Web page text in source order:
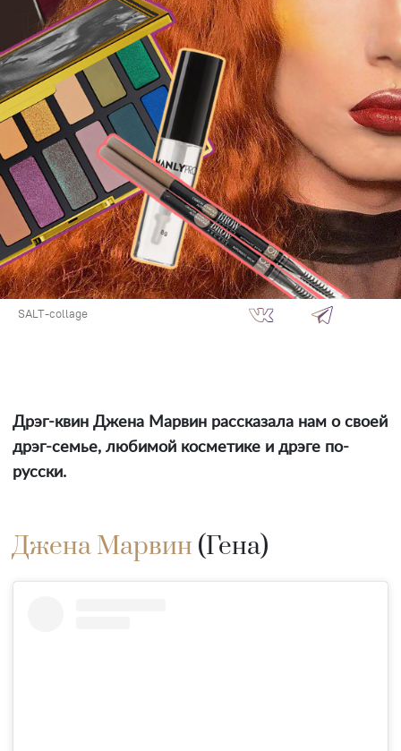
SALT-collage
Дрэг-квин Джена Марвин рассказала нам о своей
дрэг-семье, любимой косметике и дрэге по-
русски.
Джена Марвин (Гена)